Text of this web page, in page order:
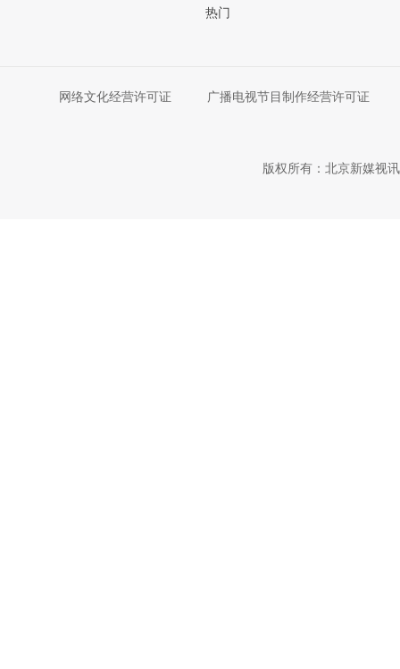
热门
网络文化经营许可证 广播电视节目制作经营许可证
版权所有：北京新媒